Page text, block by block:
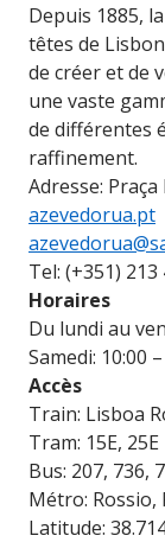
Depuis 1885,
têtes de
de créer et de
une vaste
de différentes
raffinement.
Adresse:
azevedorua.pt
Tel: (+351)
Horaires
Du lundi au
Samedi: 10:00
Accès
Train: Lisboa
Tram: 15E, 25E
Bus: 207, 736,
Métro: Rossio,
Latitude: